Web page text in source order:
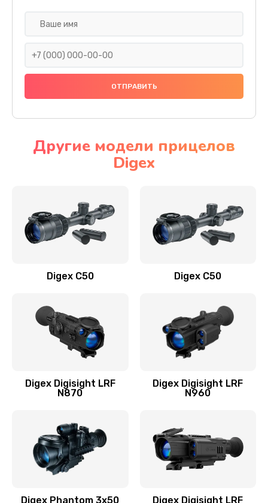
Другие модели прицелов
Digex
Digex C50 Digex C50
Digex Digisight LRF
N870
Digex Digisight LRF
N960
Digex Phantom 3x50
Digex Digisight LRF